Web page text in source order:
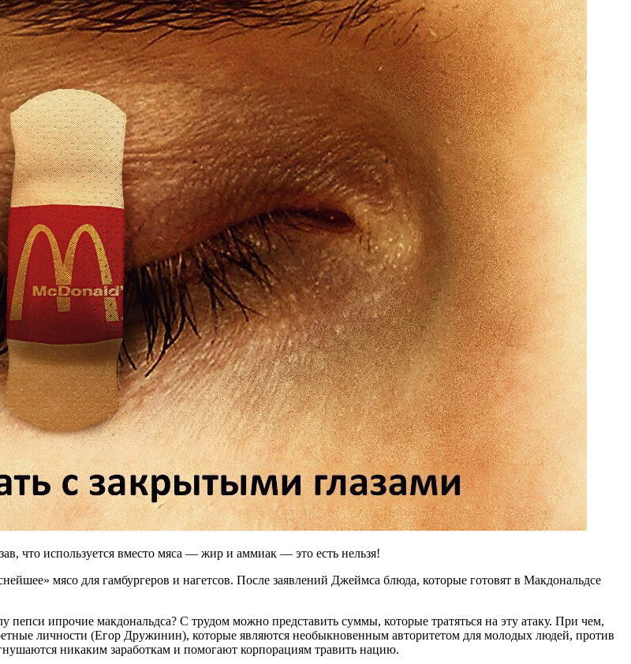
что используется вместо мяса — жир и аммиак — это есть нельзя!
мясо для гамбургеров и нагетсов. После заявлений Джеймса блюда, которые готовят в Макдональдсе
ипрочие макдональдса? С трудом можно представить суммы, которые тратяться на эту атаку. При чем,
личности (Егор Дружинин), которые являются необыкновенным авторитетом для молодых людей, против
никаким заработкам и помогают корпорациям травить нацию.